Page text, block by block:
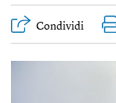
Condividi